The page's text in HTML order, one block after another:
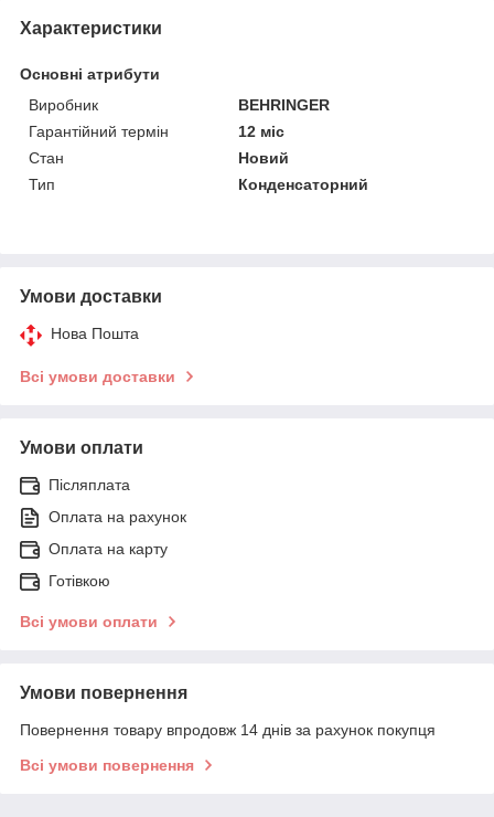
Характеристики
Основні атрибути
Виробник
BEHRINGER
Гарантійний термін
12 міс
Стан
Новий
Тип
Конденсаторний
Умови доставки
Нова Пошта
Всі умови доставки
Умови оплати
Післяплата
Оплата на рахунок
Оплата на карту
Готівкою
Всі умови оплати
Умови повернення
Повернення товару впродовж 14 днів за рахунок покупця
Всі умови повернення